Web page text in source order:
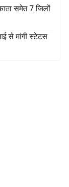
समेत 7 जिलों
से मांगी स्टेटस